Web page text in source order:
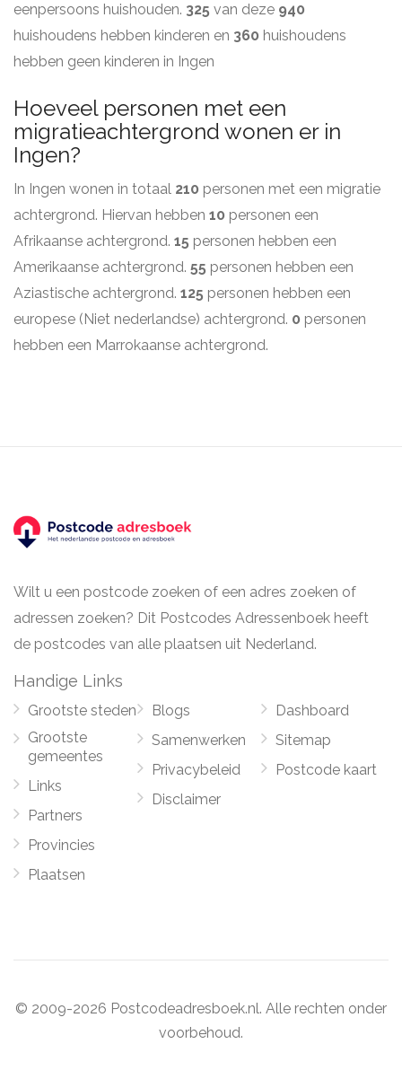
eenpersoons huishouden. 325 van deze 940
huishoudens hebben kinderen en 360 huishoudens
hebben geen kinderen in Ingen
Hoeveel personen met een
migratieachtergrond wonen er in
Ingen?
In Ingen wonen in totaal 210 personen met een migratie
achtergrond. Hiervan hebben 10 personen een
Afrikaanse achtergrond. 15 personen hebben een
Amerikaanse achtergrond. 55 personen hebben een
Aziastische achtergrond. 125 personen hebben een
europese (Niet nederlandse) achtergrond. 0 personen
hebben een Marrokaanse achtergrond.
Wilt u een postcode zoeken of een adres zoeken of
adressen zoeken? Dit Postcodes Adressenboek heeft
de postcodes van alle plaatsen uit Nederland.
Handige Links
Grootste steden
Grootste
gemeentes
Links
Partners
Provincies
Plaatsen
Blogs
Samenwerken
Privacybeleid
Disclaimer
Dashboard
Sitemap
Postcode kaart
© 2009-2026 Postcodeadresboek.nl. Alle rechten onder
voorbehoud.